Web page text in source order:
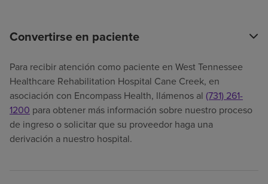
Convertirse en paciente
Para recibir atención como paciente en West Tennessee
Healthcare Rehabilitation Hospital Cane Creek, en
asociación con Encompass Health, llámenos al (731) 261-
1200 para obtener más información sobre nuestro proceso
de ingreso o solicitar que su proveedor haga una
derivación a nuestro hospital.